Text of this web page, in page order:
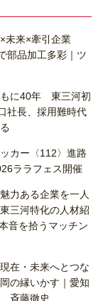
未来×牽引企業
部品加工多彩｜ツ
に40年 東三河初
社長、採用難時代
カー〈112〉進路
ララフェス開催
力ある企業を一人
三河特化の人材紹
音を拾うマッチン
在・未来へとつな
の縁いかす｜愛知
斉藤徹史